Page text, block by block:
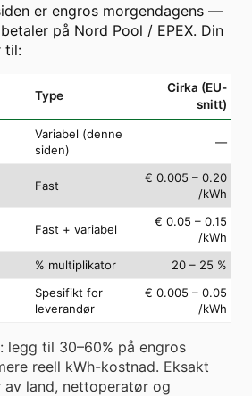
er engros morgendagens —
på Nord Pool / EPEX. Din
til:
Type
Cirka (EU-
snitt)
Variabel (denne
siden)
—
Fast
€ 0.005 – 0.20
/kWh
Fast + variabel
€ 0.05 – 0.15
/kWh
% multiplikator
20 – 25 %
Spesifikt for
leverandør
€ 0.005 – 0.05
/kWh
legg til 30–60% på engros
reell kWh-kostnad. Eksakt
land, nettoperatør og